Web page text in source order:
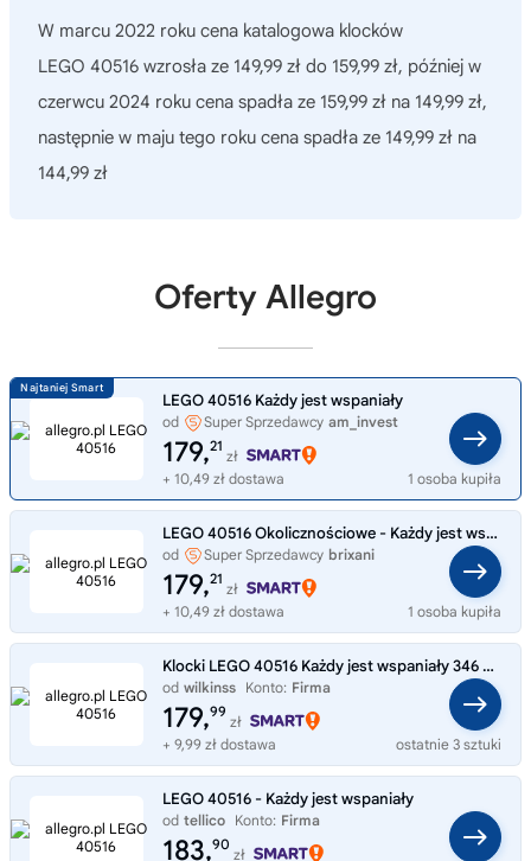
W marcu 2022 roku cena katalogowa klocków
LEGO 40516 wzrosła ze 149,99 zł do 159,99 zł, później w
czerwcu 2024 roku cena spadła ze 159,99 zł na 149,99 zł,
następnie w maju tego roku cena spadła ze 149,99 zł na
144,99 zł
Oferty Allegro
LEGO 40516 Każdy jest wspaniały
od Super Sprzedawcy am_invest
179,21
zł
+ 10,49 zł dostawa
1 osoba kupiła
LEGO 40516 Okolicznościowe - Każdy jest wspaniały
od Super Sprzedawcy brixani
179,21
zł
+ 10,49 zł dostawa
1 osoba kupiła
Klocki LEGO 40516 Każdy jest wspaniały 346 elementów 18+
od wilkinss Konto: Firma
179,99
zł
+ 9,99 zł dostawa
ostatnie 3 sztuki
LEGO 40516 - Każdy jest wspaniały
od tellico Konto: Firma
183,90
zł